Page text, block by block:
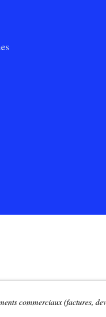
commerciaux (factures,